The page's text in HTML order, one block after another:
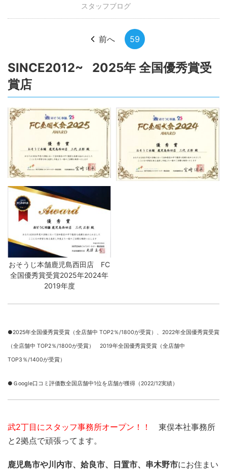
スタッフブログ
前へ 59
SINCE2012~ 2025年 全国優秀賞受
賞店
おそうじ本舗鹿児島西田店 FC
全国優秀賞受賞2025年2024年
2019年度
●2025年全国優秀賞受賞（全店舗中 TOP2％/1800が受賞）、 2022年全国優秀賞受賞
（全店舗中 TOP2％/1800が受賞） 2019年全国優秀賞受賞（全店舗中
TOP3％/1400が受賞）
●Ｇoogle口コミ評価数全国店舗中1位を店舗が獲得（2022/12実績）
武2丁目にスタッフ事務所オープン！！
東俣本社事務所
と2拠点で頑張ってます。
鹿児島市や川内市、姶良市、日置市、串木野市にお住まい